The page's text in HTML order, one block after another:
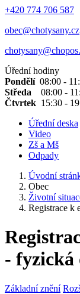
+420 774 706 587
obec@chotysany.cz
Úřední hodiny
Pondělí 08:00 -
Středa 08:00 -
Čtvrtek 15:30 -
Úřední deska
Video
Zš a Mš
Odpady
Úvodní
Obec
Životní
Registrace k
- fyzická
Základní znění